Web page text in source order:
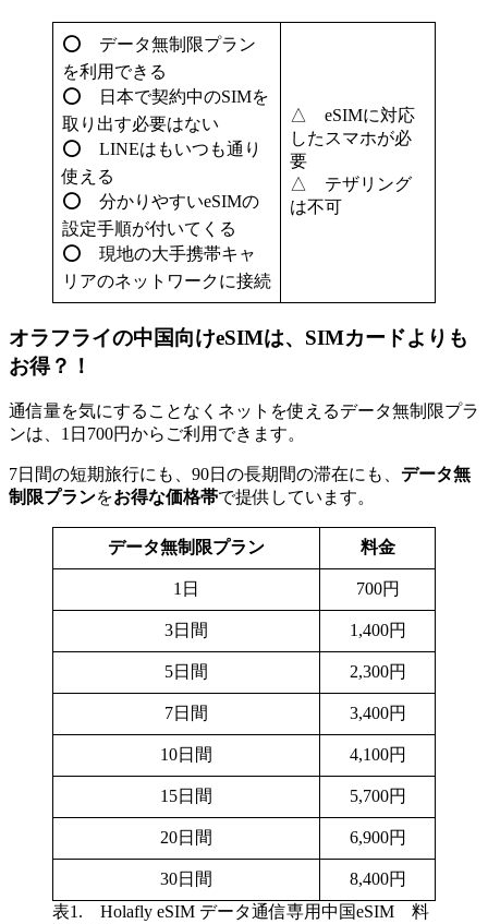
⭕ データ無制限プラン
を利用できる
⭕ 日本で契約中のSIMを
取り出す必要はない
⭕ LINEはもいつも通り
使える
⭕ 分かりやすいeSIMの
設定手順が付いてくる
⭕ 現地の大手携帯キャ
リアのネットワークに接続
△ eSIMに対応
したスマホが必
要
△ テザリング
は不可
オラフライの中国向けeSIMは、SIMカードよりも
お得？！
通信量を気にすることなくネットを使えるデータ無制限プラ
ンは、1日700円からご利用できます。
7日間の短期旅行にも、90日の長期間の滞在にも、 データ無
制限プランをお得な価格帯で提供しています。
データ無制限プラン 料金
1日 700円
3日間 1,400円
5日間 2,300円
7日間 3,400円
10日間 4,100円
15日間 5,700円
20日間 6,900円
30日間
8,400円
表1. Holafly eSIM データ通信専用中国eSIM 料